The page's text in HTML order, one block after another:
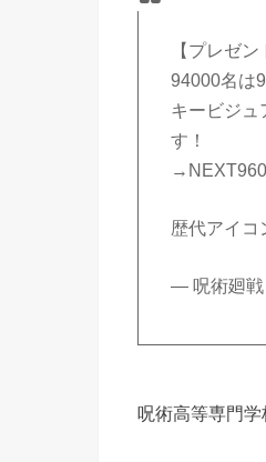
【プレゼ
94000名は
キービジ
す！
歴代アイコ
— 呪術廻戦
呪術高等専門学